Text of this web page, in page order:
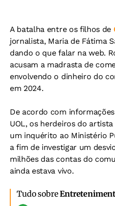
A batalha entre os filhos de
jornalista, Maria de Fátima
dando o que falar na web.
acusam a madrasta de
envolvendo o dinheiro do
em 2024.
De acordo com
UOL, os herdeiros do
um inquérito ao Ministério
a fim de investigar um
milhões das contas do
ainda estava vivo.
Tudo sobre